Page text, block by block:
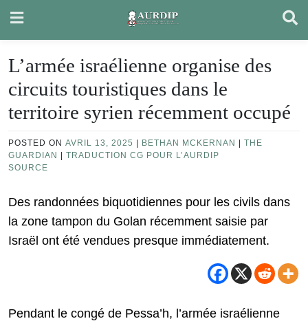
content
L’armée israélienne organise des
circuits touristiques dans le
territoire syrien récemment occupé
POSTED ON AVRIL 13, 2025 BETHAN MCKERNAN
THE
GUARDIAN
TRADUCTION CG POUR L’AURDIP
SOURCE
Des randonnées biquotidiennes pour les civils dans
la zone tampon du Golan récemment saisie par
Israël ont été vendues presque immédiatement.
Pendant le congé de Pessa’h, l’armée israélienne